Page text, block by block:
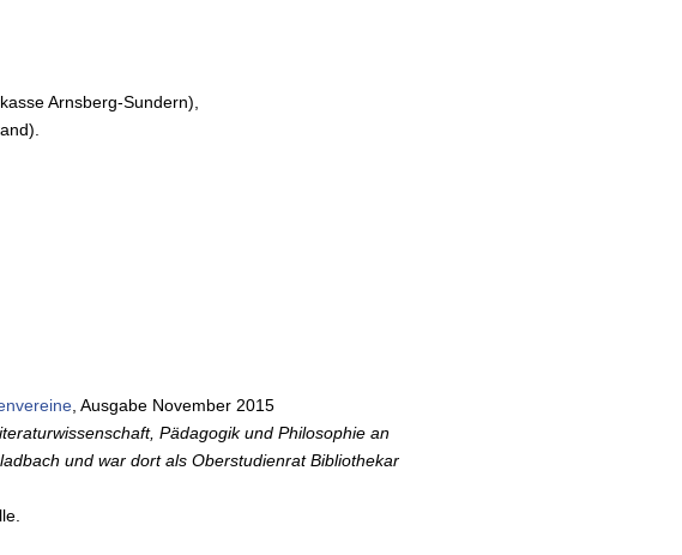
Arnsberg-Sundern),
, Ausgabe November 2015
Pädagogik und Philosophie an
und war dort als Oberstudienrat Bibliothekar